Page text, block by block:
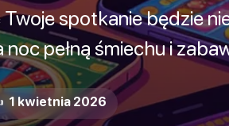
spotkanie będzie
noc pełną śmiechu i
kwietnia 2026